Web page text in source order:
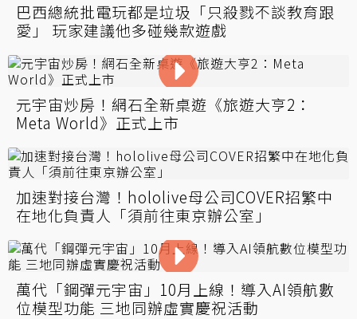
巴西總統批電玩都是垃圾「只殺戮不談教育跟
愛」 玩家建議他多碰幾款遊戲
元宇宙炒房！網石全新桌遊《旅遊大亨2：
Meta World》正式上市
加速對接台灣！hololive母公司COVER招繁中
在地化負責人「須前往東京辦公室」
萬代「鋼彈元宇宙」10月上線！導入AI領航數
位模型功能 三地同辦虛實慶祝活動